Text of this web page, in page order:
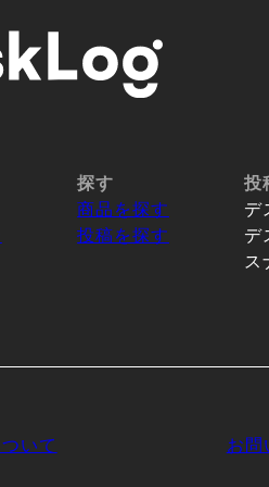
探す
商品を探す
投稿を探す
投
デ
デ
ス
いて お問